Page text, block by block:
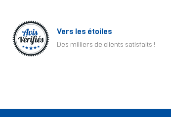
Vers les étoiles
Des milliers de clients satisfaits !